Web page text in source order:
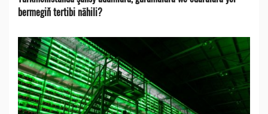
bermegiň tertibi nähili?